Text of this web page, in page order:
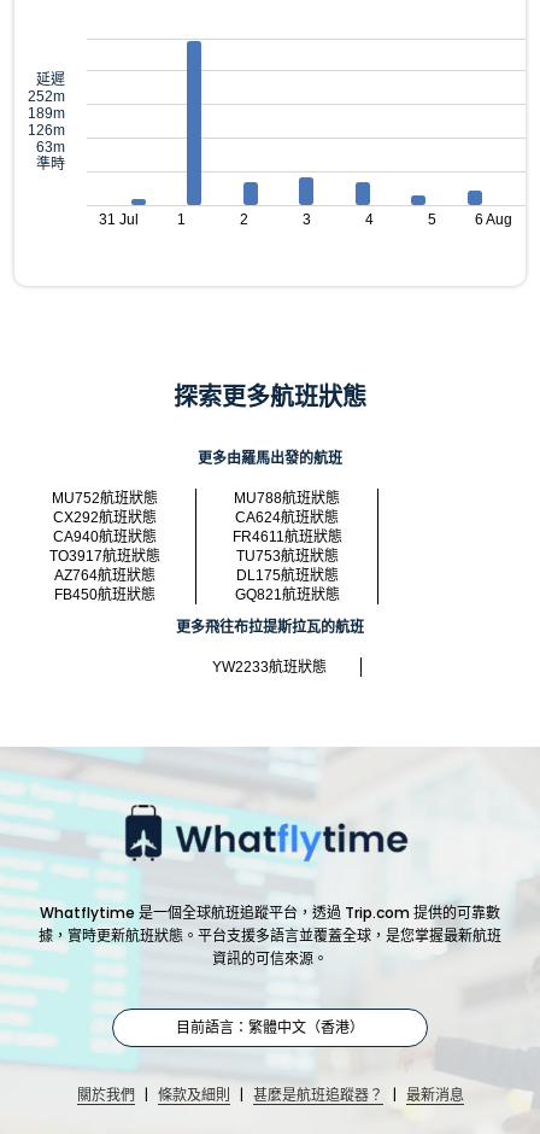
延遲
252m
189m
126m
63m
準時
31 Jul 1 2 3 4 5 6 Aug
探索更多航班狀態
更多由羅馬出發的航班
MU752航班狀態
MU788航班狀態
CX292航班狀態
CA624航班狀態
CA940航班狀態
FR4611航班狀態
TO3917航班狀態
TU753航班狀態
AZ764航班狀態
DL175航班狀態
FB450航班狀態
GQ821航班狀態
更多飛往布拉提斯拉瓦的航班
YW2233航班狀態
Whatflytime 是一個全球航班追蹤平台，透過 Trip.com 提供的可靠數
據，實時更新航班狀態。平台支援多語言並覆蓋全球，是您掌握最新航班
資訊的可信來源。
目前語言：繁體中文（香港）
關於我們 | 條款及細則 | 甚麼是航班追蹤器？ | 最新消息